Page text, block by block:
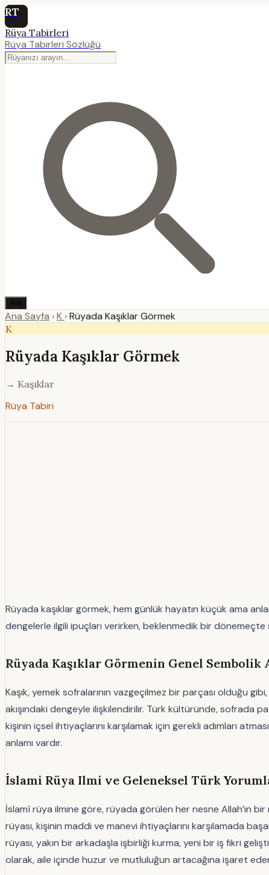
RT
Rüya Tabirleri
Rüya Tabirleri Sözlüğü
Ara
Ana Sayfa ›K ›Rüyada Kaşıklar Görmek
K
Rüyada Kaşıklar Görmek
→ Kaşıklar
Rüya Tabiri
Rüyada kaşıklar görmek, hem günlük hayatın küçük ama
dengelerle ilgili ipuçları verirken, beklenmedik bir
Rüyada Kaşıklar Görmenin Genel Sembolik
Kaşık, yemek sofralarının vazgeçilmez bir parçası olduğu
akışındaki dengeyle ilişkilendirilir. Türk kültüründe, sofrada
kişinin içsel ihtiyaçlarını karşılamak için gerekli adımları
anlamı vardır.
İslami Rüya Ilmi ve Geleneksel Türk
İslamî rüya ilmine göre, rüyada görülen her nesne Allah’ın bir
rüyası, kişinin maddi ve manevi ihtiyaçlarını karşılamada
rüyası, yakın bir arkadaşla işbirliği kurma, yeni bir iş fikri
olarak, aile içinde huzur ve mutluluğun artacağına işaret